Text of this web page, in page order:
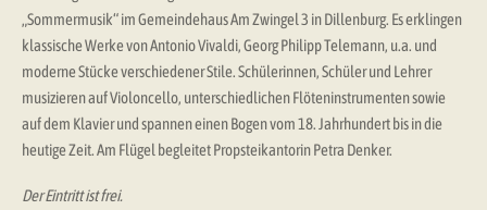
„Sommermusik“ im Gemeindehaus Am Zwingel 3 in Dillenburg. Es erklingen
klassische Werke von Antonio Vivaldi, Georg Philipp Telemann, u.a. und
moderne Stücke verschiedener Stile. Schülerinnen, Schüler und Lehrer
musizieren auf Violoncello, unterschiedlichen Flöteninstrumenten sowie
auf dem Klavier und spannen einen Bogen vom 18. Jahrhundert bis in die
heutige Zeit. Am Flügel begleitet Propsteikantorin Petra Denker.
Der Eintritt ist frei.